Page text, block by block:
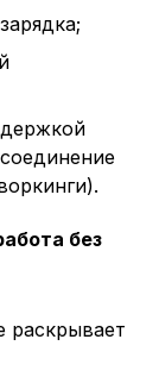
без
раскрывает